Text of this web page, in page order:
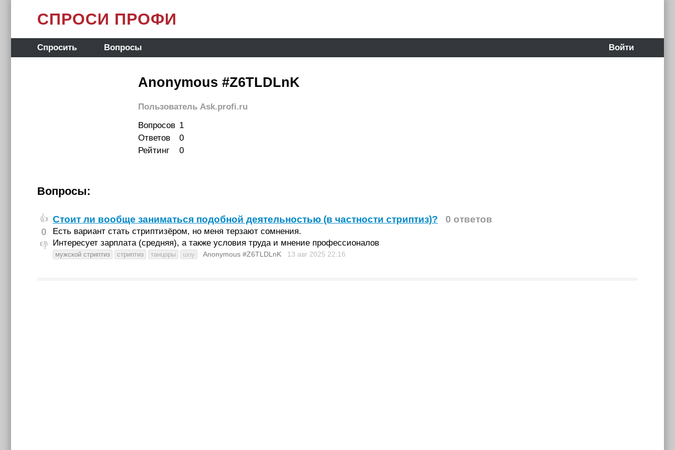
СПРОСИ ПРОФИ
Спросить Вопросы Войти
Anonymous #Z6TLDLnK
Пользователь Ask.profi.ru
Вопросов 1
Ответов
0
Рейтинг
0
Вопросы:
👍
0
👎
Стоит ли вообще заниматься подобной деятельностью (в частности стриптиз)? 0 ответов
Есть вариант стать стриптизёром, но меня терзают сомнения.
Интересует зарплата (средняя), а также условия труда и мнение профессионалов
мужской стриптиз стриптиз танцоры шоу Anonymous #Z6TLDLnK 13 авг 2025 22:16